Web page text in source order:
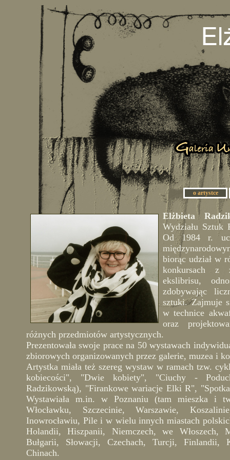
o artystce
Elżbieta
Wydziału
Od 1984 r.
biorąc udział w
konkursach z
ekslibrisu,
zdobywając
sztuki. Zajmuje
w technice
oraz
różnych przedmiotów artystycznych.
Prezentowała swoje prace na 50 wystawach
zbiorowych organizowanych przez galerie, muzea i
Artystka miała też szereg wystaw w ramach tzw.
kobiecości", "Dwie kobiety", "Ciuchy -
Radzikowską), "Firankowe wariacje Elki R",
Wystawiała m.in. w Poznaniu (tam mieszka i
Włocławku, Szczecinie, Warszawie,
Inowrocławiu, Pile i w wielu innych miastach
Holandii, Hiszpanii, Niemczech, we Włoszech,
Bułgarii, Słowacji, Czechach, Turcji,
Chinach.